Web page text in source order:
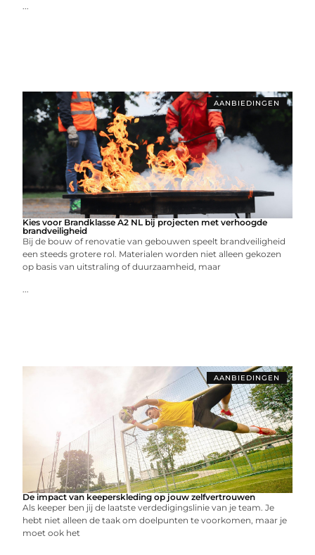
...
AANBIEDINGEN
Kies voor Brandklasse A2 NL bij projecten met verhoogde
brandveiligheid
Bij de bouw of renovatie van gebouwen speelt brandveiligheid
een steeds grotere rol. Materialen worden niet alleen gekozen
op basis van uitstraling of duurzaamheid, maar
...
AANBIEDINGEN
De impact van keeperskleding op jouw zelfvertrouwen
Als keeper ben jij de laatste verdedigingslinie van je team. Je
hebt niet alleen de taak om doelpunten te voorkomen, maar je
moet ook het